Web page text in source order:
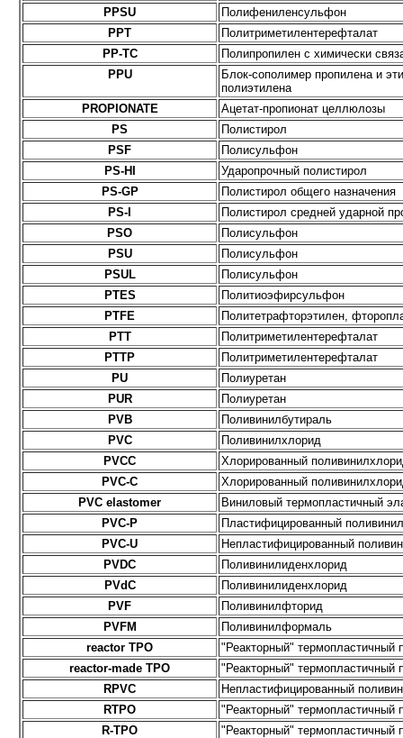
PPSU
Полифениленсульфон
PPT
Политриметилентерефталат
PP-TC
Полипропилен с химически
PPU
Блок-сополимер пропилена и
полиэтилена
PROPIONATE
Ацетат-пропионат целлюлозы
PS
Полистирол
PSF
Полисульфон
PS-HI
Ударопрочный полистирол
PS-GP
Полистирол общего назначения
PS-I
Полистирол средней ударной
PSO
Полисульфон
PSU
Полисульфон
PSUL
Полисульфон
PTES
Политиоэфирсульфон
PTFE
Политетрафторэтилен,
PTT
Политриметилентерефталат
PTTP
Политриметилентерефталат
PU
Полиуретан
PUR
Полиуретан
PVB
Поливинилбутираль
PVC
Поливинилхлорид
PVCC
Хлорированный
PVC-C
Хлорированный
PVC elastomer
Виниловый термопластичный
PVC-P
Пластифицированный
PVC-U
Непластифицированный
PVDC
Поливинилиденхлорид
PVdC
Поливинилиденхлорид
PVF
Поливинилфторид
PVFМ
Поливинилформаль
reactor TPO
"Реакторный"
reactor-made TPO
"Реакторный"
RPVC
Непластифицированный
RTPO
"Реакторный"
R-TPO
"Реакторный"